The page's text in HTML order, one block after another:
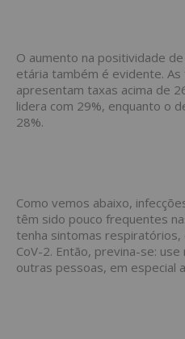
O aumento na positividade
etária também é evidente.
apresentam taxas acima de
lidera com 29%, enquanto o
28%.
Como vemos abaixo,
têm sido pouco frequentes
tenha sintomas respiratórios,
CoV-2. Então, previna-se:
outras pessoas, em especial